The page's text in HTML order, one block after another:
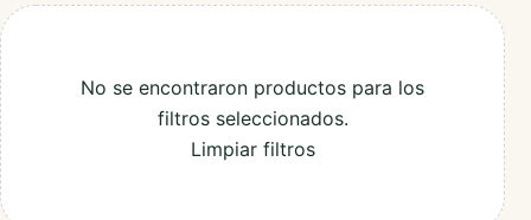
No se encontraron productos para los
filtros seleccionados.
Limpiar filtros